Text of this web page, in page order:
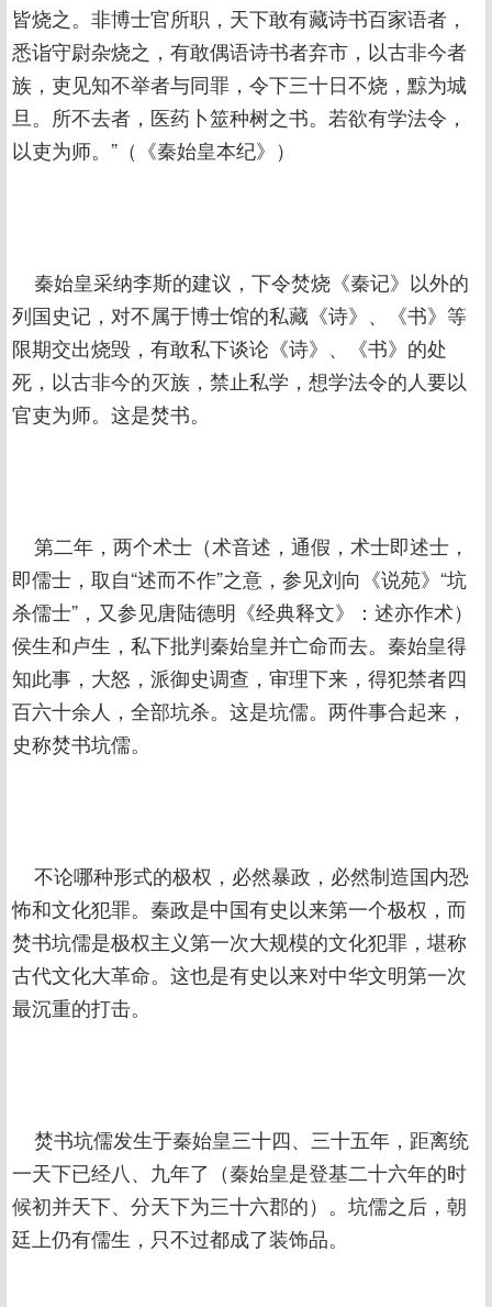
皆烧之。非博士官所职，天下敢有藏诗书百家语者，
悉诣守尉杂烧之，有敢偶语诗书者弃市，以古非今者
族，吏见知不举者与同罪，令下三十日不烧，黥为城
旦。所不去者，医药卜筮种树之书。若欲有学法令，
以吏为师。”（《秦始皇本纪》）
秦始皇采纳李斯的建议，下令焚烧《秦记》以外的
列国史记，对不属于博士馆的私藏《诗》、《书》等
限期交出烧毁，有敢私下谈论《诗》、《书》的处
死，以古非今的灭族，禁止私学，想学法令的人要以
官吏为师。这是焚书。
第二年，两个术士（术音述，通假，术士即述士，
即儒士，取自“述而不作”之意，参见刘向《说苑》“坑
杀儒士”，又参见唐陆德明《经典释文》：述亦作术）
侯生和卢生，私下批判秦始皇并亡命而去。秦始皇得
知此事，大怒，派御史调查，审理下来，得犯禁者四
百六十余人，全部坑杀。这是坑儒。两件事合起来，
史称焚书坑儒。
不论哪种形式的极权，必然暴政，必然制造国内恐
怖和文化犯罪。秦政是中国有史以来第一个极权，而
焚书坑儒是极权主义第一次大规模的文化犯罪，堪称
古代文化大革命。这也是有史以来对中华文明第一次
最沉重的打击。
焚书坑儒发生于秦始皇三十四、三十五年，距离统
一天下已经八、九年了（秦始皇是登基二十六年的时
候初并天下、分天下为三十六郡的）。坑儒之后，朝
廷上仍有儒生，只不过都成了装饰品。